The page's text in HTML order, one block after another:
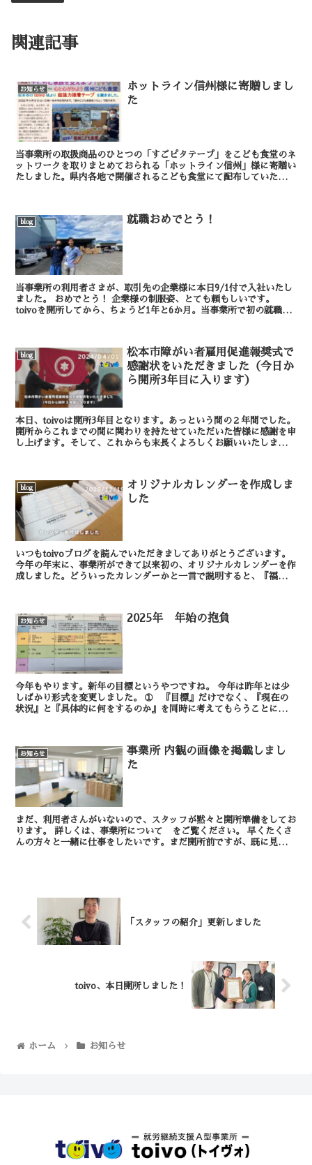
関連記事
お知らせ
ホットライン信州様に寄贈しまし
た
当事業所の取扱商品のひとつの「すごピタテープ」をこども食堂のネ
ットワークを取りまとめておられる「ホットライン信州」様に寄贈い
たしました。県内各地で開催されるこども食堂にて配布していただけ
blog 就職おめでとう！
当事業所の利用者さまが、取引先の企業様に本日9/1付で入社いたし
ました。 おめでとう！ 企業様の制服姿、とても頼もしいです。
toivoを開所してから、ちょうど1年と6か月。当事業所で初の就職決
blog
松本市障がい者雇用促進報奨式で
感謝状をいただきました（今日か
ら開所3年目に入ります）
本日、toivoは開所3年目となります。あっという間の２年間でした。
開所からこれまでの間に関わりを持たせていただいた皆様に感謝を申
し上げます。そして、これからも末長くよろしくお願いいたします。
blog
オリジナルカレンダーを作成しま
した
いつもtoivoブログを読んでいただきましてありがとうございます。
今年の年末に、事業所ができて以来初の、オリジナルカレンダーを作
成しました。どういったカレンダーかと一言で説明すると、『福祉事
お知らせ 2025年 年始の抱負
今年もやります。新年の目標というやつですね。 今年は昨年とは少
しばかり形式を変更しました。 ➀ 『目標』だけでなく、『現在の
状況』と『具体的に何をするのか』を同時に考えてもらうことにしま
お知らせ
事業所 内観の画像を掲載しまし
た
まだ、利用者さんがいないので、スタッフが黙々と開所準備をしてお
ります。 詳しくは、事業所について をご覧ください。 早くたくさ
んの方々と一緒に仕事をしたいです。まだ開所前ですが、既に見学希
「スタッフの紹介」更新しました
toivo、本日開所しました！
ホーム お知らせ